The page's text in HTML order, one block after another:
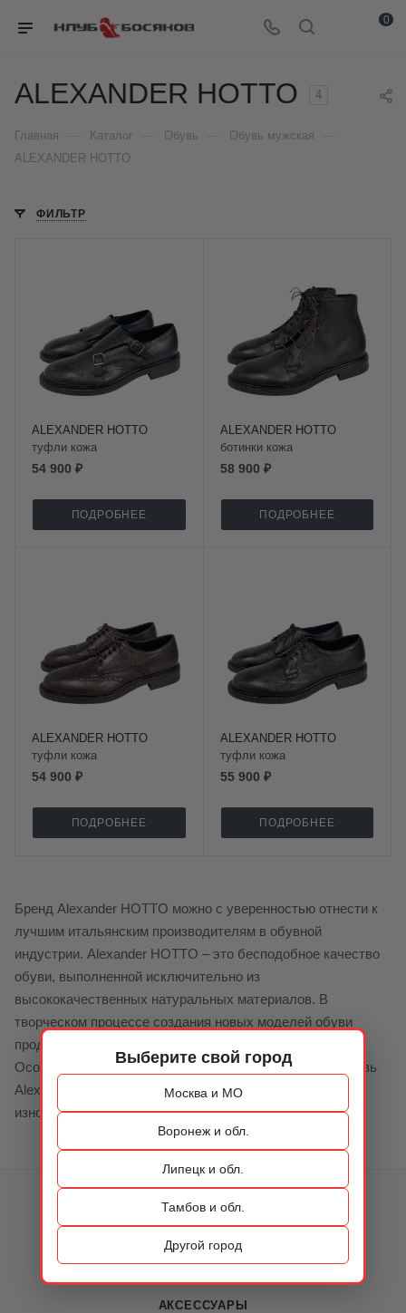
Выберите свой город
Москва и МО
Воронеж и обл.
Липецк и обл.
Тамбов и обл.
Другой город
0
ALEXANDER HOTTO 4
Главная Каталог Обувь Обувь мужская
ALEXANDER HOTTO
ФИЛЬТР
ALEXANDER HOTTO
туфли кожа
54 900 ₽
ПОДРОБНЕЕ
ALEXANDER HOTTO
ботинки кожа
58 900 ₽
ПОДРОБНЕЕ
ALEXANDER HOTTO
туфли кожа
54 900 ₽
ПОДРОБНЕЕ
ALEXANDER HOTTO
туфли кожа
55 900 ₽
ПОДРОБНЕЕ
Бренд Alexander HOTTO можно с уверенностью отнести к
лучшим итальянским производителям в обувной
индустрии. Alexander HOTTO – это бесподобное качество
обуви, выполненной исключительно из
высококачественных натуральных материалов. В
творческом процессе создания новых моделей обуви
продумывается все до самых мельчайших деталей.
Особое внимание уделяется качеству исполнения: обувь
Alexander HOTTO обладает высокой степенью
износостойкости.
АКСЕССУАРЫ